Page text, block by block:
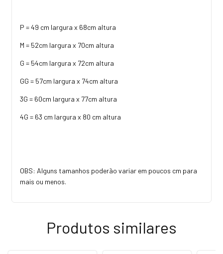
P = 49 cm largura x 68cm altura
M = 52cm largura x 70cm altura
G = 54cm largura x 72cm altura
GG = 57cm largura x 74cm altura
3G = 60cm largura x 77cm altura
4G = 63 cm largura x 80 cm altura
OBS: Alguns tamanhos poderão variar em poucos cm para
mais ou menos.
Produtos similares